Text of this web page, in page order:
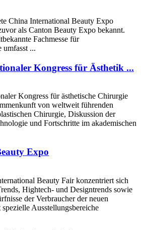
China International Beauty Expo
als Canton Beauty Expo bekannt.
Fachmesse für
umfasst ...
Kongress für Ästhetik ...
Kongress für ästhetische Chirurgie
von weltweit führenden
Chirurgie, Diskussion der
und Fortschritte im akademischen
Expo
Beauty Fair konzentriert sich
Hightech- und Designtrends sowie
der Verbraucher der neuen
Ausstellungsbereiche